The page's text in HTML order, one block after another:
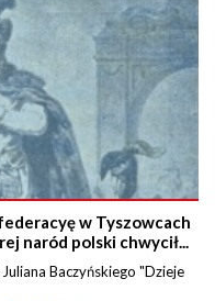
w Tyszowcach
naród polski chwycił...
Baczyńskiego "Dzieje